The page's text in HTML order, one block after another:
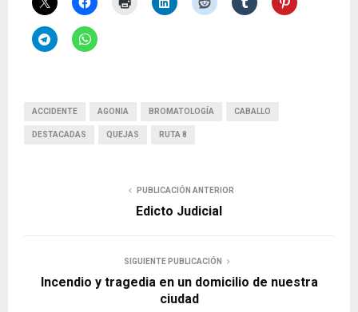
ACCIDENTE AGONIA BROMATOLOGÍA CABALLO
DESTACADAS QUEJAS RUTA 8
PUBLICACIÓN ANTERIOR
Edicto Judicial
SIGUIENTE PUBLICACIÓN
Incendio y tragedia en un domicilio de nuestra
ciudad